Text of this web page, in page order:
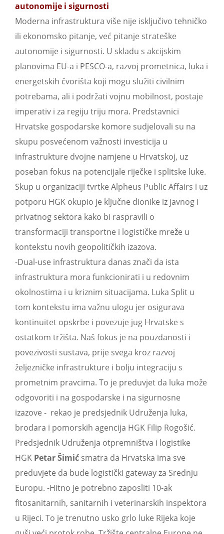
autonomije i sigurnosti
Moderna infrastruktura više nije isključivo tehničko
ili ekonomsko pitanje, već pitanje strateške
autonomije i sigurnosti. U skladu s akcijskim
planovima EU-a i PESCO-a, razvoj prometnica, luka i
energetskih čvorišta koji mogu služiti civilnim
potrebama, ali i podržati vojnu mobilnost, postaje
imperativ i za regiju triju mora. Predstavnici
Hrvatske gospodarske komore sudjelovali su na
skupu posvećenom važnosti investicija u
infrastrukture dvojne namjene u Hrvatskoj, uz
poseban fokus na potencijale riječke i splitske luke.
Skup u organizaciji tvrtke Alpheus Public Affairs i uz
potporu HGK okupio je ključne dionike iz javnog i
privatnog sektora kako bi raspravili o
transformaciji transportne i logističke mreže u
kontekstu novih geopolitičkih izazova.
-Dual-use infrastruktura danas znači da ista
infrastruktura mora funkcionirati i u redovnim
okolnostima i u kriznim situacijama. Luka Split u
tom kontekstu ima važnu ulogu jer osigurava
kontinuitet opskrbe i povezuje jug Hrvatske s
ostatkom tržišta. Naš fokus je na pouzdanosti i
povezivosti sustava, prije svega kroz razvoj
željezničke infrastrukture i bolju integraciju s
prometnim pravcima. To je preduvjet da luka može
odgovoriti i na gospodarske i na sigurnosne
izazove - rekao je predsjednik Udruženja luka,
brodara i pomorskih agencija HGK Filip Rogošić.
Predsjednik Udruženja otpremništva i logistike
HGK Petar Šimić smatra da Hrvatska ima sve
preduvjete da bude logistički gateway za Srednju
Europu. -Hitno je potrebno zaposliti 10-ak
fitosanitarnih, sanitarnih i veterinarskih inspektora
u Rijeci. To je trenutno usko grlo luke Rijeka koje